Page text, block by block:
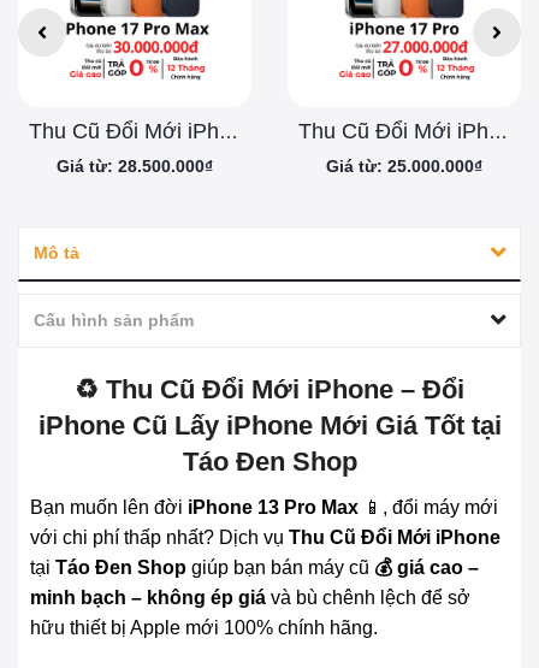
Thu Cũ Đổi Mới iPhone 17 Pro Max
Giá từ: 28.500.000₫
Thu Cũ Đổi Mới iPhone 17 Pro
Giá từ: 25.000.000₫
Mô tả
Cấu hình sản phẩm
♻️ Thu Cũ Đổi Mới iPhone – Đổi
iPhone Cũ Lấy iPhone Mới Giá Tốt tại
Táo Đen Shop
Bạn muốn lên đời iPhone 13 Pro Max 📱, đổi máy mới
với chi phí thấp nhất? Dịch vụ Thu Cũ Đổi Mới iPhone
tại Táo Đen Shop giúp bạn bán máy cũ 💰 giá cao –
minh bạch – không ép giá và bù chênh lệch để sở
hữu thiết bị Apple mới 100% chính hãng.